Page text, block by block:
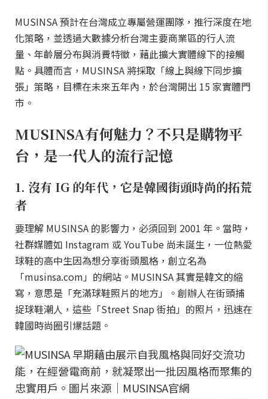
MUSINSA 預計在台灣成立專屬營運團隊，推行深度在地
化策略，並透過大數據分析台灣主要商業區的行人流
量、年齡層分布與消費特徵，藉此擴大實體線下的接觸
點。具體而言，MUSINSA 將採取「線上與線下同步擴
張」策略，目標在未來五年內，於台灣開出 15 家實體門
市。
MUSINSA有何魅力？不只是購物平
台，是一代人的流行記憶
1. 沒有 IG 的年代，它是韓國街頭時尚的拓荒
者
要理解 MUSINSA 的影響力，必須回到 2001 年。當時，
社群媒體如 Instagram 或 YouTube 尚未誕生，一位熱愛
球鞋的高中生因為想分享街頭風格，創立名為
「musinsa.com」的網站。MUSINSA 其實是韓文的縮
寫，意思是「充滿球鞋照片的地方」。創辦人在街頭捕
捉球鞋潮人，這些「Street Snap 街拍」的照片，迅速在
韓國時尚圈引爆話題。